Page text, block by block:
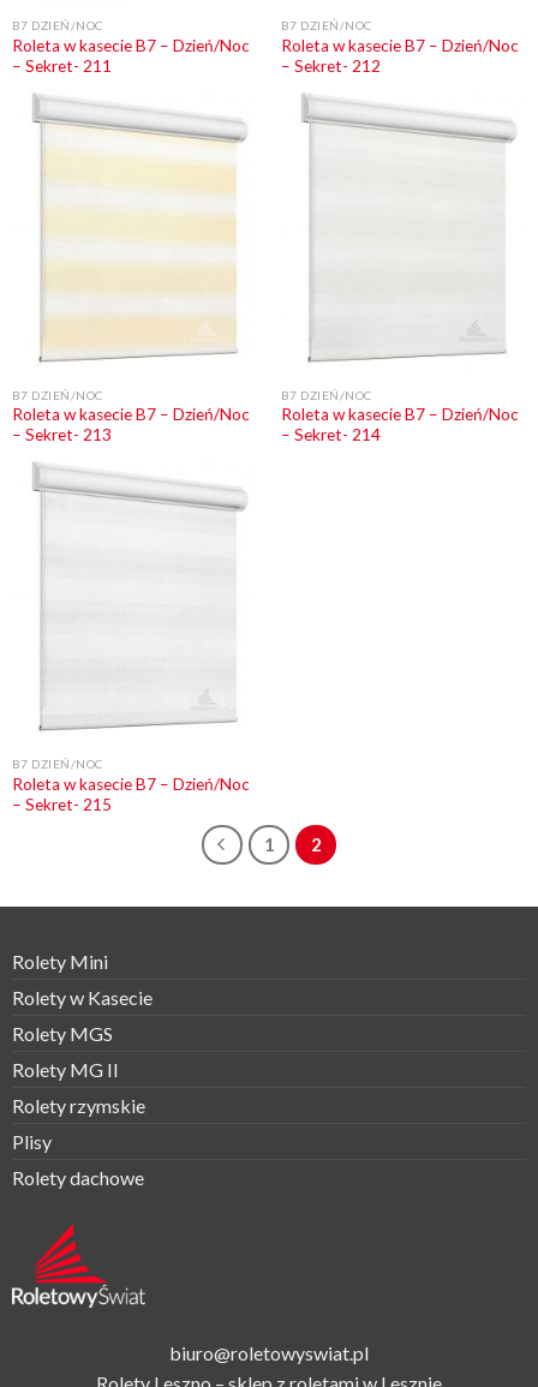
B7 DZIEŃ/NOC
Roleta w kasecie B7 – Dzień/Noc
– Sekret- 211
B7 DZIEŃ/NOC
Roleta w kasecie B7 – Dzień/Noc
– Sekret- 212
B7 DZIEŃ/NOC
Roleta w kasecie B7 – Dzień/Noc
– Sekret- 213
B7 DZIEŃ/NOC
Roleta w kasecie B7 – Dzień/Noc
– Sekret- 214
B7 DZIEŃ/NOC
Roleta w kasecie B7 – Dzień/Noc
– Sekret- 215
1 2
Rolety Mini
Rolety w Kasecie
Rolety MGS
Rolety MG II
Rolety rzymskie
Plisy
Rolety dachowe
biuro@roletowyswiat.pl